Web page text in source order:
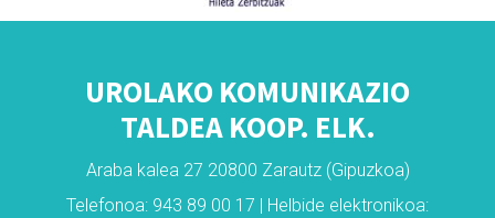
UROLAKO KOMUNIKAZIO
TALDEA KOOP. ELK.
Araba kalea 27 20800 Zarautz (Gipuzkoa)
Telefonoa: 943 89 00 17 | Helbide elektronikoa: